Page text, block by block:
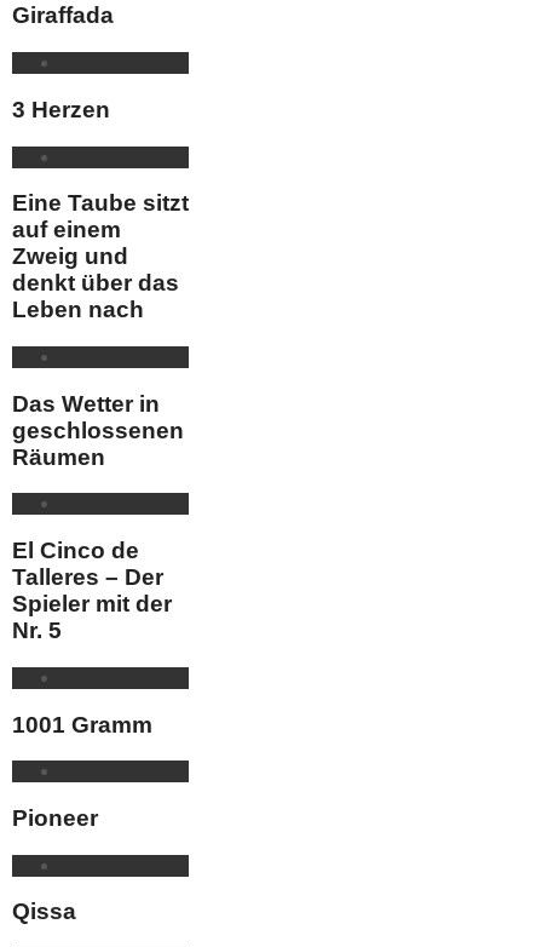
Giraffada
3 Herzen
Eine Taube sitzt
auf einem
Zweig und
denkt über das
Leben nach
Das Wetter in
geschlossenen
Räumen
El Cinco de
Talleres – Der
Spieler mit der
Nr. 5
1001 Gramm
Pioneer
Qissa